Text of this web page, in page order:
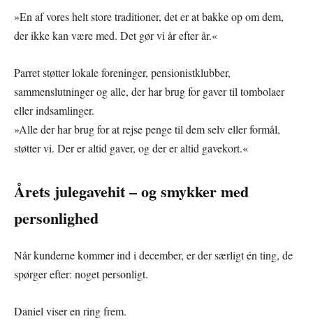
»En af vores helt store traditioner, det er at bakke op om dem,
der ikke kan være med. Det gør vi år efter år.«
Parret støtter lokale foreninger, pensionistklubber,
sammenslutninger og alle, der har brug for gaver til tombolaer
eller indsamlinger.
»Alle der har brug for at rejse penge til dem selv eller formål,
støtter vi. Der er altid gaver, og der er altid gavekort.«
Årets julegavehit – og smykker med
personlighed
Når kunderne kommer ind i december, er der særligt én ting, de
spørger efter: noget personligt.
Daniel viser en ring frem.